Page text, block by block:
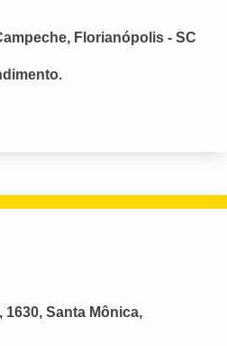
Florianópolis - SC
Santa Mônica,